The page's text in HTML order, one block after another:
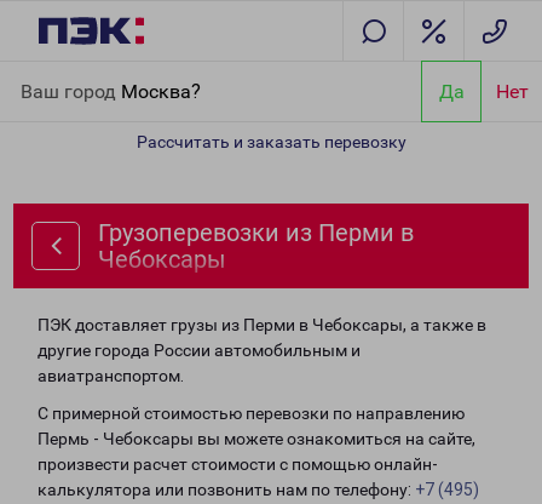
Ваш город Москва? Да Нет
Рассчитать и заказать перевозку
Грузоперевозки из Перми в
Чебоксары
ПЭК доставляет грузы из Перми в Чебоксары, а также в
другие города России автомобильным и
авиатранспортом.
С примерной стоимостью перевозки по направлению
Пермь - Чебоксары вы можете ознакомиться на сайте,
произвести расчет стоимости с помощью онлайн-
калькулятора или позвонить нам по телефону: +7 (495)